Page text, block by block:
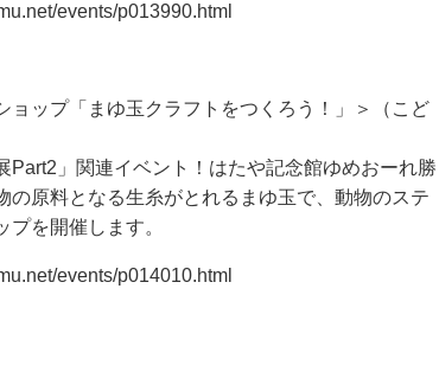
events/p013990.html
ョップ「まゆ玉クラフトをつくろう！」＞（こど
Part2」関連イベント！はたや記念館ゆめおーれ勝
の原料となる生糸がとれるまゆ玉で、動物のステ
を開催します。
events/p014010.html